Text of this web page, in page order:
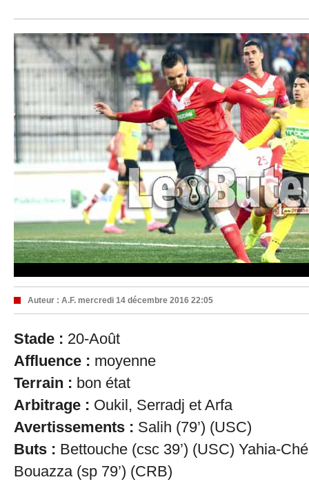
Auteur : A.F. mercredi 14 décembre 2016 22:05
Stade : 20-Août
Affluence : moyenne
Terrain : bon état
Arbitrage : Oukil, Serradj et Arfa
Avertissements : Salih (79’) (USC)
Buts : Bettouche (csc 39’) (USC) Yahia-
Bouazza (sp 79’) (CRB)